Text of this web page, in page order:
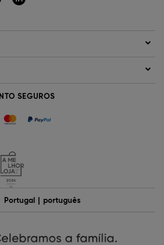
SEGUROS
Portugal português